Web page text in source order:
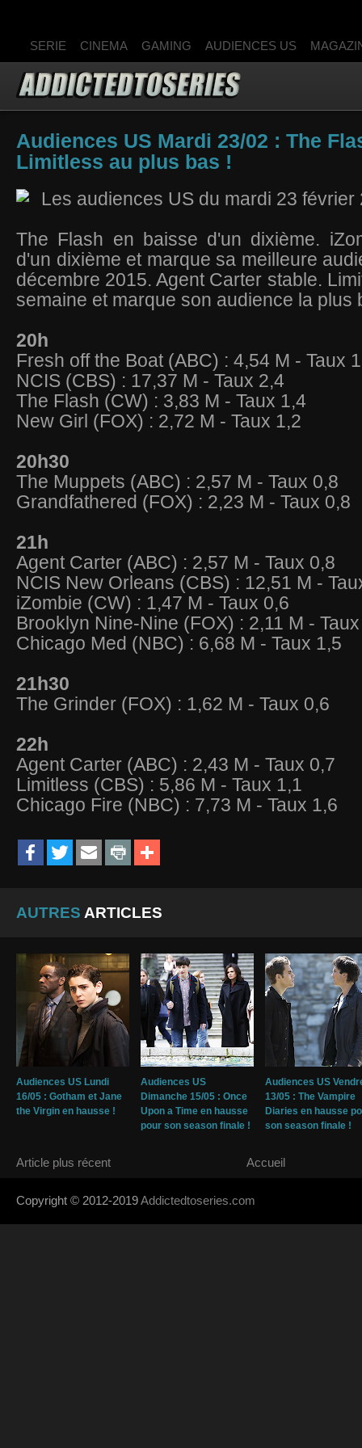
SERIE CINEMA GAMING AUDIENCES US
Audiences US Mardi 23/02 : The
Limitless au plus bas !
Les audiences US du mardi 23 février
The Flash en baisse d'un dixième.
d'un dixième et marque sa meilleure
décembre 2015. Agent Carter stable.
semaine et marque son audience la plus
20h
Fresh off the Boat (ABC) : 4,54 M - Taux
NCIS (CBS) : 17,37 M - Taux 2,4
The Flash (CW) : 3,83 M - Taux 1,4
New Girl (FOX) : 2,72 M - Taux 1,2
20h30
The Muppets (ABC) : 2,57 M - Taux 0,8
Grandfathered (FOX) : 2,23 M - Taux 0,8
21h
Agent Carter (ABC) : 2,57 M - Taux 0,8
NCIS New Orleans (CBS) : 12,51 M -
iZombie (CW) : 1,47 M - Taux 0,6
Brooklyn Nine-Nine (FOX) : 2,11 M -
Chicago Med (NBC) : 6,68 M - Taux 1,5
21h30
The Grinder (FOX) : 1,62 M - Taux 0,6
22h
Agent Carter (ABC) : 2,43 M - Taux 0,7
Limitless (CBS) : 5,86 M - Taux 1,1
Chicago Fire (NBC) : 7,73 M - Taux 1,6
AUTRES ARTICLES
Audiences US Lundi
16/05 : Gotham et Jane
the Virgin en hausse !
Audiences US
Dimanche 15/05 : Once
Upon a Time en hausse
pour son season finale !
Audiences US
13/05 : The Vampire
Diaries en hausse
son season finale !
Article plus récent Accueil
Copyright © 2012-2019Addictedtoseries.com